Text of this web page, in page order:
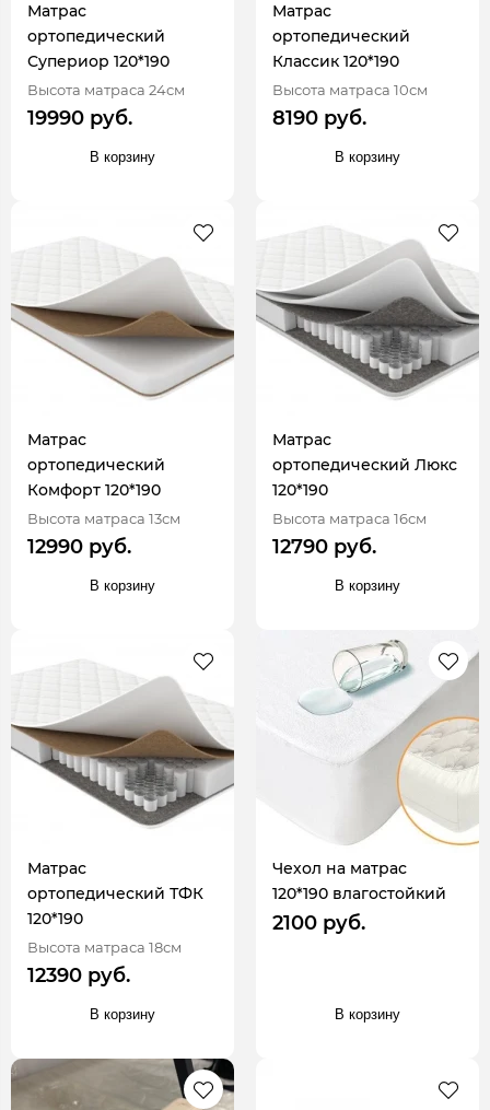
Матрас
ортопедический
Супериор 120*190
Высота матраса 24см
19990 руб.
В корзину
Матрас
ортопедический
Классик 120*190
Высота матраса 10см
8190 руб.
В корзину
Матрас
ортопедический
Комфорт 120*190
Высота матраса 13см
12990 руб.
В корзину
Матрас
ортопедический Люкс
120*190
Высота матраса 16см
12790 руб.
В корзину
Матрас
ортопедический ТФК
120*190
Высота матраса 18см
12390 руб.
В корзину
Чехол на матрас
120*190 влагостойкий
2100 руб.
В корзину